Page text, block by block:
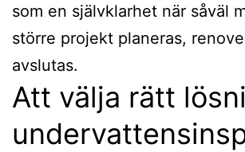
som en självklarhet när såväl
större projekt planeras,
avslutas.
Att välja rätt